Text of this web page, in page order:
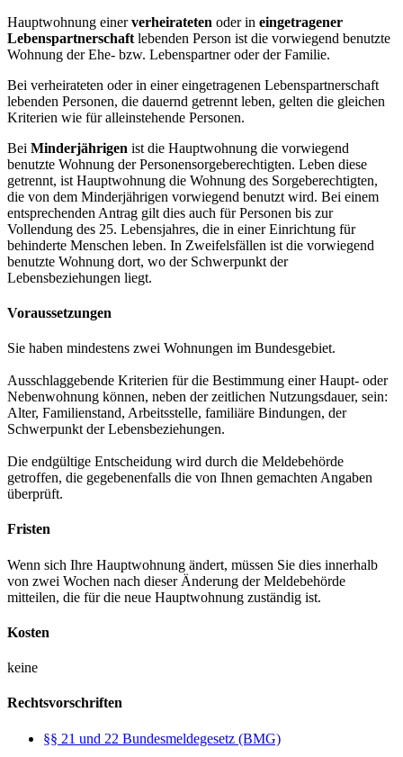
Hauptwohnung einerverheirateten oder in eingetragener
Lebenspartnerschaft lebenden Person ist die vorwiegend benutzte
Wohnung der Ehe- bzw. Lebenspartner oder der Familie.
Bei verheirateten oder in einer eingetragenen Lebenspartnerschaft
lebenden Personen, die dauernd getrennt leben, gelten die gleichen
Kriterien wie für alleinstehende Personen.
Bei Minderjährigen ist die Hauptwohnung die vorwiegend
benutzte Wohnung der Personensorgeberechtigten. Leben diese
getrennt, ist Hauptwohnung die Wohnung des Sorgeberechtigten,
die von dem Minderjährigen vorwiegend benutzt wird. Bei einem
entsprechenden Antrag gilt dies auch für Personen bis zur
Vollendung des 25. Lebensjahres, die in einer Einrichtung für
behinderte Menschen leben. In Zweifelsfällen ist die vorwiegend
benutzte Wohnung dort, wo der Schwerpunkt der
Lebensbeziehungen liegt.
Voraussetzungen
Sie haben mindestens zwei Wohnungen im Bundesgebiet.
Ausschlaggebende Kriterien für die Bestimmung einer Haupt- oder
Nebenwohnung können, neben der zeitlichen Nutzungsdauer, sein:
Alter, Familienstand, Arbeitsstelle, familiäre Bindungen, der
Schwerpunkt der Lebensbeziehungen.
Die endgültige Entscheidung wird durch die Meldebehörde
getroffen, die gegebenenfalls die von Ihnen gemachten Angaben
überprüft.
Fristen
Wenn sich Ihre Hauptwohnung ändert, müssen Sie dies innerhalb
von zwei Wochen nach dieser Änderung der Meldebehörde
mitteilen, die für die neue Hauptwohnung zuständig ist.
Kosten
keine
Rechtsvorschriften
§§ 21 und 22 Bundesmeldegesetz (BMG)